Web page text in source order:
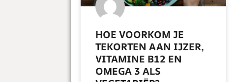
HOE VOORKOM JE
TEKORTEN AAN IJZER,
VITAMINE B12 EN
OMEGA 3 ALS